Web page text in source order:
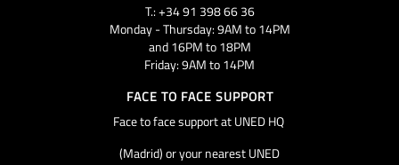
T.: +34 91 398 66 36
Monday - Thursday: 9AM to 14PM
and 16PM to 18PM
Friday: 9AM to 14PM
FACE TO FACE SUPPORT
Face to face support at UNED HQ
(Madrid) or your nearest UNED